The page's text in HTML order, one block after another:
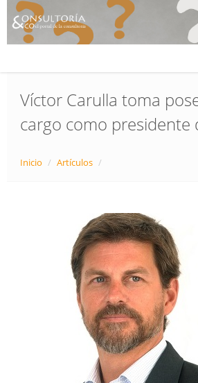
Actualidad
Víctor Carulla toma
cargo como presidente
Inicio / Artículos /